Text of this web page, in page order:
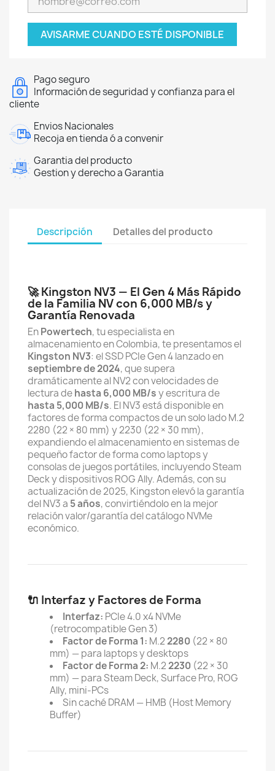
AVISARME CUANDO ESTÉ DISPONIBLE
Pago seguro
Información de seguridad y confianza para el
cliente
Envios Nacionales
Recoja en tienda ó a convenir
Garantia del producto
Gestion y derecho a Garantia
Descripción Detalles del producto
🚀 Kingston NV3 — El Gen 4 Más Rápido
de la Familia NV con 6,000 MB/s y
Garantía Renovada
EnPowertech, tu especialista en
almacenamiento en Colombia, te presentamos el
Kingston NV3: el SSD PCIe Gen 4 lanzado en
septiembre de 2024, que supera
dramáticamente al NV2 con velocidades de
lectura dehasta 6,000 MB/sy escritura de
hasta 5,000 MB/s. El NV3 está disponible en
factores de forma compactos de un solo lado M.2
2280 (22 × 80 mm) y 2230 (22 × 30 mm),
expandiendo el almacenamiento en sistemas de
pequeño factor de forma como laptops y
consolas de juegos portátiles, incluyendo Steam
Deck y dispositivos ROG Ally. Además, con su
actualización de 2025, Kingston elevó la garantía
del NV3 a 5 años, convirtiéndolo en la mejor
relación valor/garantía del catálogo NVMe
económico.
🔌 Interfaz y Factores de Forma
Interfaz: PCIe 4.0 x4 NVMe
(retrocompatible Gen 3)
Factor de Forma 1: M.2 2280 (22 × 80
mm) — para laptops y desktops
Factor de Forma 2: M.2 2230 (22 × 30
mm) — para Steam Deck, Surface Pro, ROG
Ally, mini-PCs
Sin caché DRAM — HMB (Host Memory
Buffer)